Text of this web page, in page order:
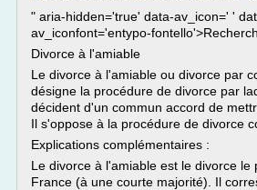
" aria-hidden='true' data-av_icon=' '
av_iconfont='entypo-
Divorce à l'amiable
Le divorce à l'amiable ou divorce par
désigne la procédure de divorce par
décident d'un commun accord de
Il s'oppose à la procédure de divorce
Explications complémentaires :
Le divorce à l'amiable est le divorce le
France (à une courte majorité). Il